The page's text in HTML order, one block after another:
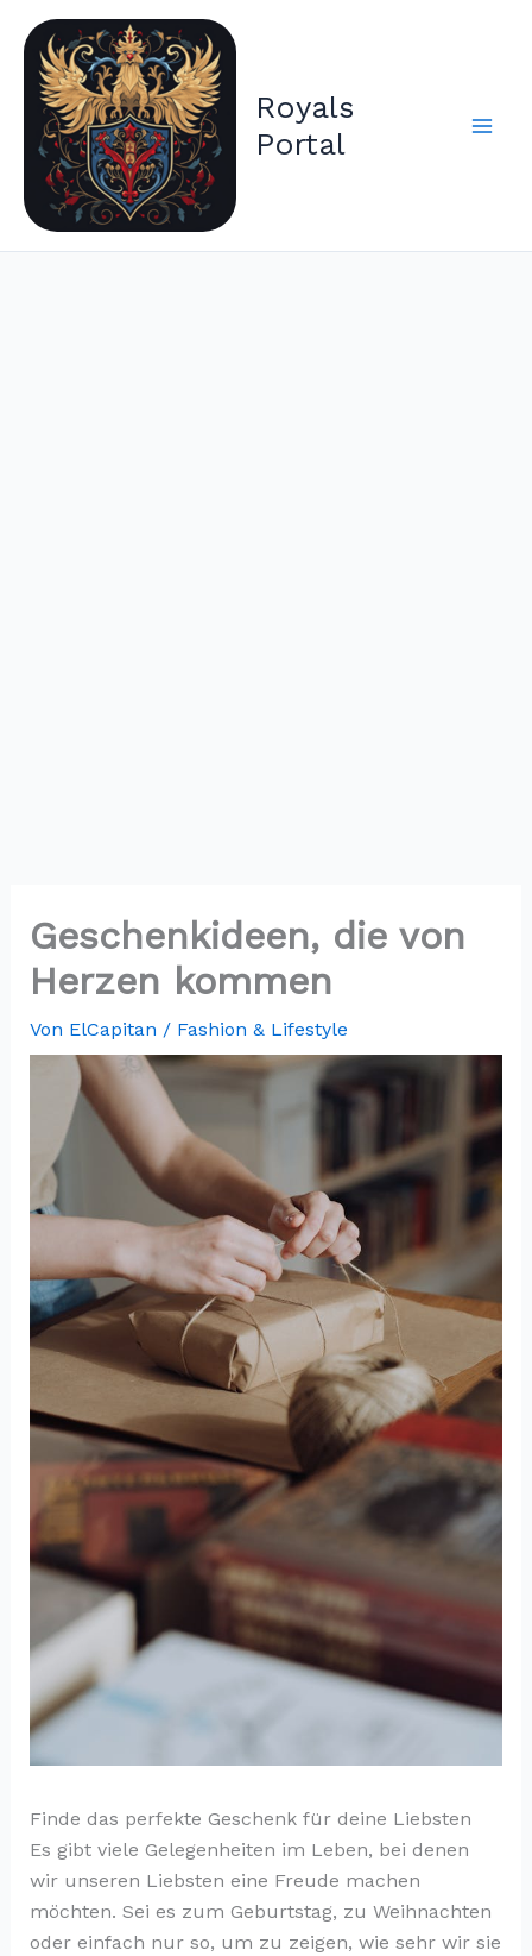
Inhalt
springen
Royals
Portal
Geschenkideen, die von
Herzen kommen
Von ElCapitan / Fashion & Lifestyle
Finde das perfekte Geschenk für deine Liebsten
Es gibt viele Gelegenheiten im Leben, bei denen
wir unseren Liebsten eine Freude machen
möchten. Sei es zum Geburtstag, zu Weihnachten
oder einfach nur so, um zu zeigen, wie sehr wir sie